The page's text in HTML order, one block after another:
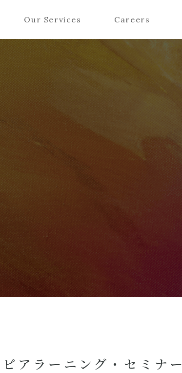
Our Services Careers
アラーニング・セミナー